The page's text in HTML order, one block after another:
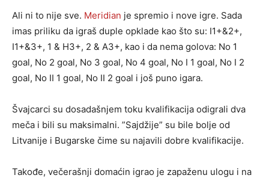
Ali ni to nije sve. Meridian je spremio i nove igre. Sada
imas priliku da igraš duple opklade kao što su: I1+&2+,
I1+&3+, 1 & H3+, 2 & A3+, kao i da nema golova: No 1
goal, No 2 goal, No 3 goal, No 4 goal, No I 1 goal, No I 2
goal, No II 1 goal, No II 2 goal i još puno igara.
Švajcarci su dosadašnjem toku kvalifikacija odigrali dva
meča i bili su maksimalni. ”Sajdžije” su bile bolje od
Litvanije i Bugarske čime su najavili dobre kvalifikacije.
Takođe, večerašnji domaćin igrao je zapaženu ulogu i na